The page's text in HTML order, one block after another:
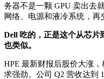
务器不是一颗 GPU 卖出去
网络、电源和液冷系统，再
Dell 吃的，正是这个从芯片
也类似。
HPE 最新财报后股价大涨
求强劲。公司 Q2 营收达到